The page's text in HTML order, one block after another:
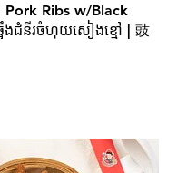
Pork Ribs w/Black
អឹងជំនីរចំហុយសៀងខ្មៅ | 豉